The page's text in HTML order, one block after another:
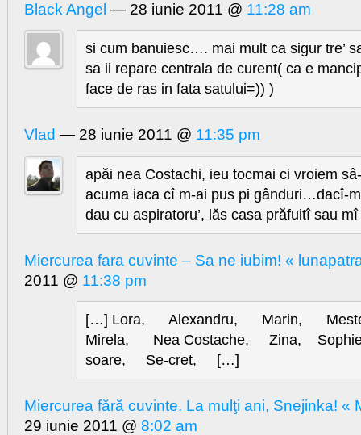
Black Angel — 28 iunie 2011 @ 11:28 am
si cum banuiesc…. mai mult ca sigur tre’
sa ii repare centrala de curent( ca e
face de ras in fata satului=)) )
Vlad — 28 iunie 2011 @ 11:35 pm
apăi nea Costachi, ieu tocmai ci vroiem
acuma iaca cî m-ai pus pi gânduri…dacî-
dau cu aspiratoru’, lăs casa prăfuitî sau
Miercurea fara cuvinte – Sa ne iubim! «
2011 @ 11:38 pm
[…] Lora, Alexandru, Marin,
Mirela, Nea Costache, Zina,
soare, Se-cret, […]
Miercurea fără cuvinte. La mulţi ani, Snejinka! «
29 iunie 2011 @ 8:02 am